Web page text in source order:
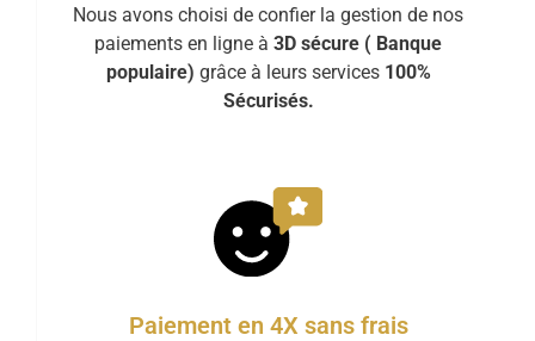
Nous avons choisi de confier la gestion de nos
paiements en ligne à 3D sécure ( Banque
populaire) grâce à leurs services 100%
Sécurisés.
Paiement en 4X sans frais